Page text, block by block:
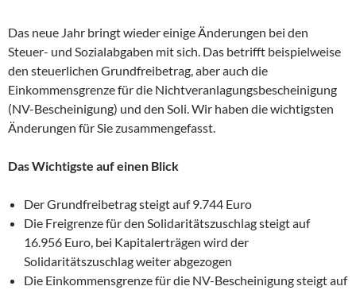
Das neue Jahr bringt wieder einige Änderungen bei den
Steuer- und Sozialabgaben mit sich. Das betrifft beispielweise
den steuerlichen Grundfreibetrag, aber auch die
Einkommensgrenze für die Nichtveranlagungsbescheinigung
(NV-Bescheinigung) und den Soli. Wir haben die wichtigsten
Änderungen für Sie zusammengefasst.
Das Wichtigste auf einen Blick
Der Grundfreibetrag steigt auf 9.744 Euro
Die Freigrenze für den Solidaritätszuschlag steigt auf
16.956 Euro, bei Kapitalerträgen wird der
Solidaritätszuschlag weiter abgezogen
Die Einkommensgrenze für die NV-Bescheinigung steigt auf